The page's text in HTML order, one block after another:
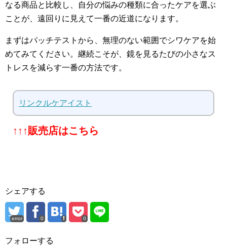
なる商品と比較し、自分の悩みの種類に合ったケアを選ぶ
ことが、遠回りに見えて一番の近道になります。
まずはパッチテストから、無理のない範囲でシワケアを始
めてみてください。継続こそが、鏡を見るたびの小さなス
トレスを減らす一番の方法です。
リンクルケアイスト
↑↑↑販売店はこちら
シェアする
error 0 0
フォローする